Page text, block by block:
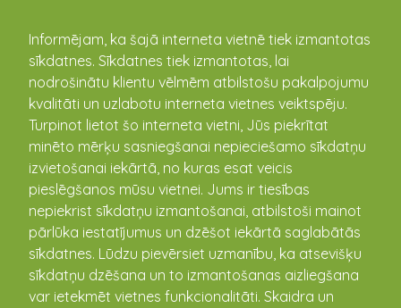
Informējam, ka šajā interneta vietnē tiek izmantotas
sīkdatnes. Sīkdatnes tiek izmantotas, lai
nodrošinātu klientu vēlmēm atbilstošu pakalpojumu
kvalitāti un uzlabotu interneta vietnes veiktspēju.
Turpinot lietot šo interneta vietni, Jūs piekrītat
minēto mērķu sasniegšanai nepieciešamo sīkdatņu
izvietošanai iekārtā, no kuras esat veicis
pieslēgšanos mūsu vietnei. Jums ir tiesības
nepiekrist sīkdatņu izmantošanai, atbilstoši mainot
pārlūka iestatījumus un dzēšot iekārtā saglabātās
sīkdatnes. Lūdzu pievērsiet uzmanību, ka atsevišķu
sīkdatņu dzēšana un to izmantošanas aizliegšana
var ietekmēt vietnes funkcionalitāti. Skaidra un
kandava.lv
PASĀKUMU
KALENDĀRS